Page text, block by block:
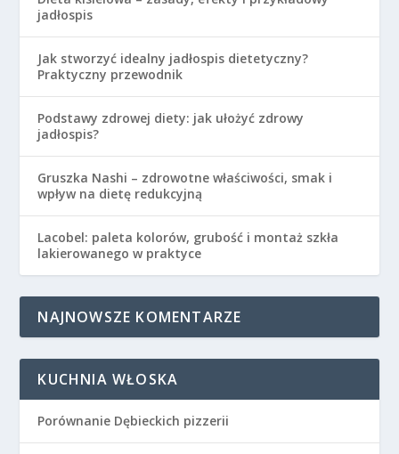
jadłospis
Jak stworzyć idealny jadłospis dietetyczny?
Praktyczny przewodnik
Podstawy zdrowej diety: jak ułożyć zdrowy
jadłospis?
Gruszka Nashi – zdrowotne właściwości, smak i
wpływ na dietę redukcyjną
Lacobel: paleta kolorów, grubość i montaż szkła
lakierowanego w praktyce
NAJNOWSZE KOMENTARZE
KUCHNIA WŁOSKA
Porównanie Dębieckich pizzerii